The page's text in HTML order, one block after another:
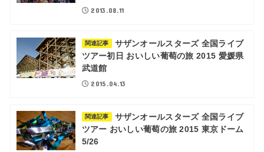
2013.08.11
関連記事
サザンオールスターズ 全国ライブ
ツアー初日 おいしい葡萄の旅 2015 愛媛県
武道館
2015.04.13
関連記事
サザンオールスターズ 全国ライブ
ツアー おいしい葡萄の旅 2015 東京ドーム
5/26